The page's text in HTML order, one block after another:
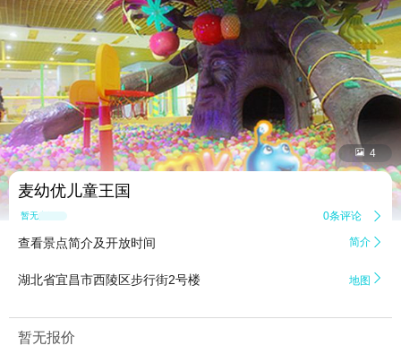
 4
麦幼优儿童王国
暂无点评 0条评论 
查看景点简介及开放时间 简介 
湖北省宜昌市西陵区步行街2号楼 地图 
暂无报价
